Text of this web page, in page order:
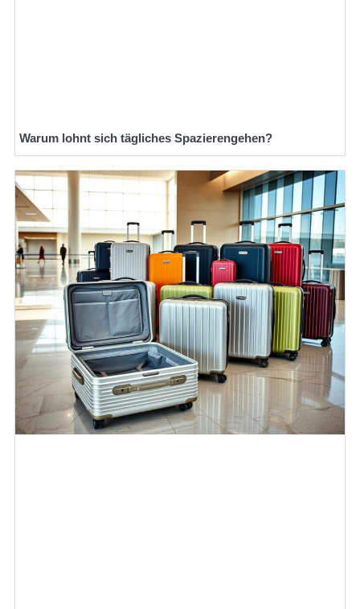
Warum lohnt sich tägliches Spazierengehen?